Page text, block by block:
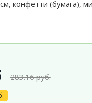
конфетти (бумага),
283.16руб.